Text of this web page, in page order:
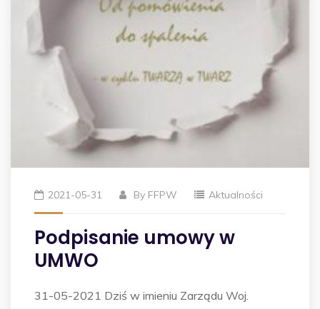
2021-05-31 By FFPW Aktualności
Podpisanie umowy w
UMWO
31-05-2021 Dziś w imieniu Zarządu Woj.